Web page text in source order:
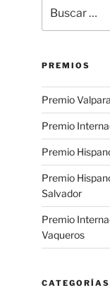
por:
PREMIOS
Premio
Premio
Premio
Premio
Salvador
Premio
Vaqueros
CATEGORÍAS